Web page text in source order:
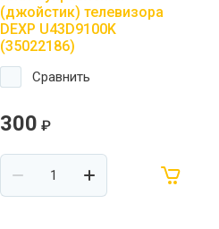
(джойстик) телевизора
DEXP U43D9100K
(35022186)
Сравнить
300 ₽